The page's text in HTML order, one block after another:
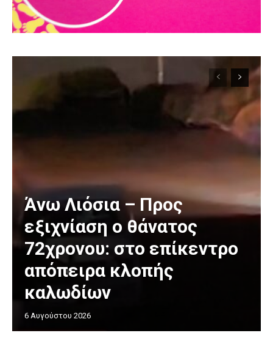
Άνω Λιόσια – Προς
εξιχνίαση ο θάνατος
72χρονου: στο επίκεντρο
απόπειρα κλοπής
καλωδίων
6 Αυγούστου 2026